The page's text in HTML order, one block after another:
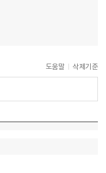
도움말 삭제기준